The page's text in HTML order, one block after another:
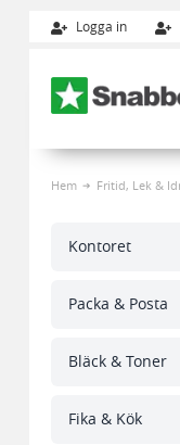
Logga in
Hem Fritid, Lek &
Kontoret
Packa & Posta
Bläck & Toner
Fika & Kök